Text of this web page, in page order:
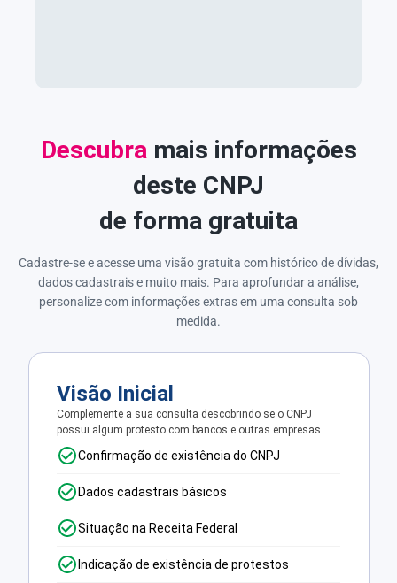
Descubramais informações
deste CNPJ
de forma gratuita
Cadastre-se e acesse uma visão gratuita com histórico de dívidas,
dados cadastrais e muito mais. Para aprofundar a análise,
personalize com informações extras em uma consulta sob
medida.
Visão Inicial
Complemente a sua consulta descobrindo se o CNPJ
possui algum protesto com bancos e outras empresas.
Confirmação de existência do CNPJ
Dados cadastrais básicos
Situação na Receita Federal
Indicação de existência de protestos